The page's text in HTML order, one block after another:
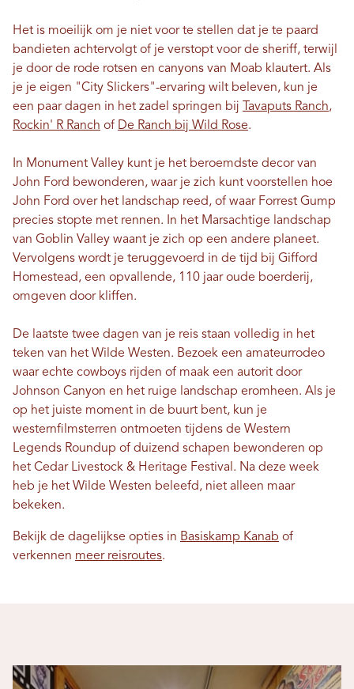
Het is moeilijk om je niet voor te stellen dat je te paard
bandieten achtervolgt of je verstopt voor de sheriff, terwijl
je door de rode rotsen en canyons van Moab klautert. Als
je je eigen "City Slickers"-ervaring wilt beleven, kun je
een paar dagen in het zadel springen bij
Tavaputs Ranch,
Rockin' R Ranch of De Ranch bij Wild Rose.
In Monument Valley kunt je het beroemdste decor van
John Ford bewonderen, waar je zich kunt voorstellen hoe
John Ford over het landschap reed, of waar Forrest Gump
precies stopte met rennen. In het Marsachtige landschap
van Goblin Valley waant je zich op een andere planeet.
Vervolgens wordt je teruggevoerd in de tijd bij Gifford
Homestead, een opvallende, 110 jaar oude boerderij,
omgeven door kliffen.
De laatste twee dagen van je reis staan ​​volledig in het
teken van het Wilde Westen. Bezoek een amateurrodeo
waar echte cowboys rijden of maak een autorit door
Johnson Canyon en het ruige landschap eromheen. Als je
op het juiste moment in de buurt bent, kun je
westernfilmsterren ontmoeten tijdens de Western
Legends Roundup of duizend schapen bewonderen op
het Cedar Livestock & Heritage Festival. Na deze week
heb je het Wilde Westen beleefd, niet alleen maar
bekeken.
Bekijk de dagelijkse opties in Basiskamp Kanab of
verkennen meer reisroutes.